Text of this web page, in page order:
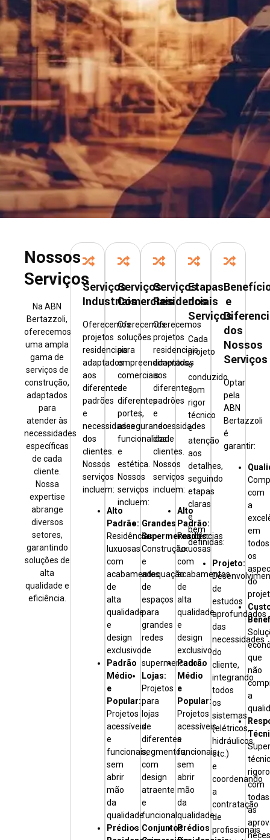
Nossos
Serviços
Na ABN
Bertazzoli,
oferecemos
uma ampla
gama de
serviços de
construção,
adaptados
para
atender às
necessidades
específicas
de cada
cliente.
Nossa
expertise
abrange
diversos
setores,
garantindo
soluções de
alta
qualidade e
eficiência.
Serviços
Industriais
Oferecemos
projetos
residenciais
adaptados
aos
diferentes
padrões
e
necessidades
dos
clientes.
Nossos
serviços
incluem:
Alto
Padrão:
Residências
luxuosas
com
acabamentos
de
alta
qualidade
e
design
exclusivo.
Padrão
Médio
e
Popular:
Projetos
acessíveis
e
funcionais,
sem
abrir
mão
da
qualidade.
Prédios
Serviços
Comerciais
Oferecemos
soluções
para
empreendimentos
comerciais
de
diferentes
portes,
assegurando
funcionalidade
e
estética.
Nossos
serviços
incluem:
Grandes
Supermercados:
Construção
e
adequação
de
espaços
para
grandes
redes
de
supermercados.
Lojas:
Projetos
para
lojas
de
diferentes
segmentos,
com
design
atraente
e
funcional.
Conjuntos
Serviços
Residenciais
Oferecemos
projetos
residenciais
adaptados
aos
diferentes
padrões
e
necessidades
dos
clientes.
Nossos
serviços
incluem:
Alto
Padrão:
Residências
luxuosas
com
acabamentos
de
alta
qualidade
e
design
exclusivo.
Padrão
Médio
e
Popular:
Projetos
acessíveis
e
funcionais,
sem
abrir
mão
da
qualidade.
Prédios
Etapas
dos
Serviços
Cada
projeto
é
conduzido
com
rigor
técnico
e
atenção
aos
detalhes,
seguindo
etapas
claras
e
bem
definidas:
Projeto:
de
estudos
aprofundados
das
necessidades
do
cliente,
integrando
todos
os
sistemas
(elétricos,
hidráulicos,
etc.)
e
coordenando
a
contratação
de
profissionais
e
dos
Nossos
Serviços
Optar
pela
ABN
Bertazzoli
é
garantir:
com
a
em
todos
os
do
que
não
a
com
todas
as